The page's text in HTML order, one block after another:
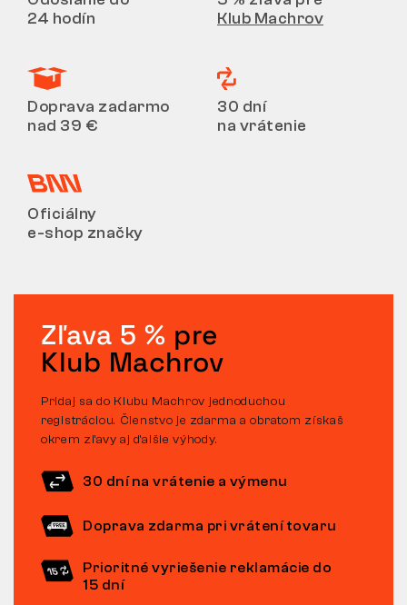
24 hodín
Klub Machrov
Doprava zadarmo
nad 39 €
30 dní
na vrátenie
Oficiálny
e-shop značky
Zľava 5 % pre
Klub Machrov
Pridaj sa do Klubu Machrov jednoduchou
registráciou. Členstvo je zdarma a obratom získaš
okrem zľavy aj ďalšie výhody.
30 dní na vrátenie a výmenu
Doprava zdarma pri vrátení tovaru
Prioritné vyriešenie reklamácie do
15 dní